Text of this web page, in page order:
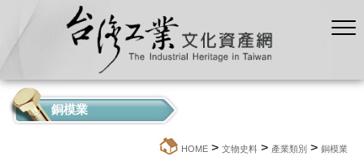
銅模業
HOME > 文物史料 > 產業類別 > 銅模業